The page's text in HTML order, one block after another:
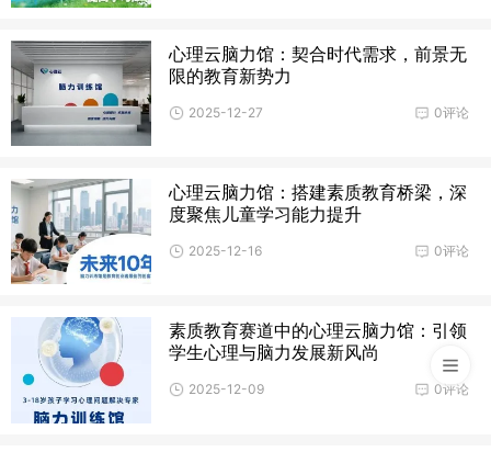
心理云脑力馆：契合时代需求，前景无
限的教育新势力
0评论
2025-12-27
心理云脑力馆：搭建素质教育桥梁，深
度聚焦儿童学习能力提升
0评论
2025-12-16
素质教育赛道中的心理云脑力馆：引领
学生心理与脑力发展新风尚
0评论
2025-12-09